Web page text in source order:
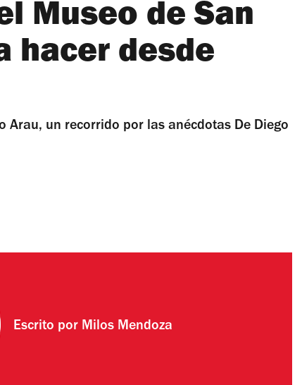
Museo de San
hacer desde
Arau, un recorrido por las anécdotas De Diego
Escrito por Milos Mendoza